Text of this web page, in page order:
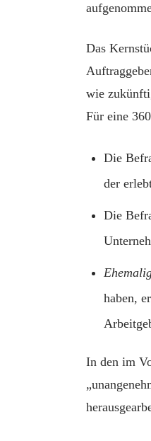
Das
wie
Für eine
Die
der
Die
haben,
In den im